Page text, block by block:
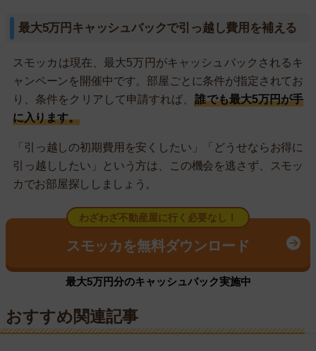
最大5万円キャッシュバックで引っ越し費用を補える
スモッカは現在、最大5万円がキャッシュバックされるキ
ャンペーンを開催中です。部屋ごとに条件が指定されてお
り、条件をクリアして申請すれば、誰でも最大5万円が手
に入ります。
「引っ越しの初期費用を安くしたい」「どうせならお得に
引っ越ししたい」という方は、この機会を逃さず、スモッ
カでお部屋探ししましょう。
わざわざ不動産屋に行く必要なし！
スモッカを無料ダウンロード
最大5万円分のキャッシュバック実施中
おすすめ関連記事